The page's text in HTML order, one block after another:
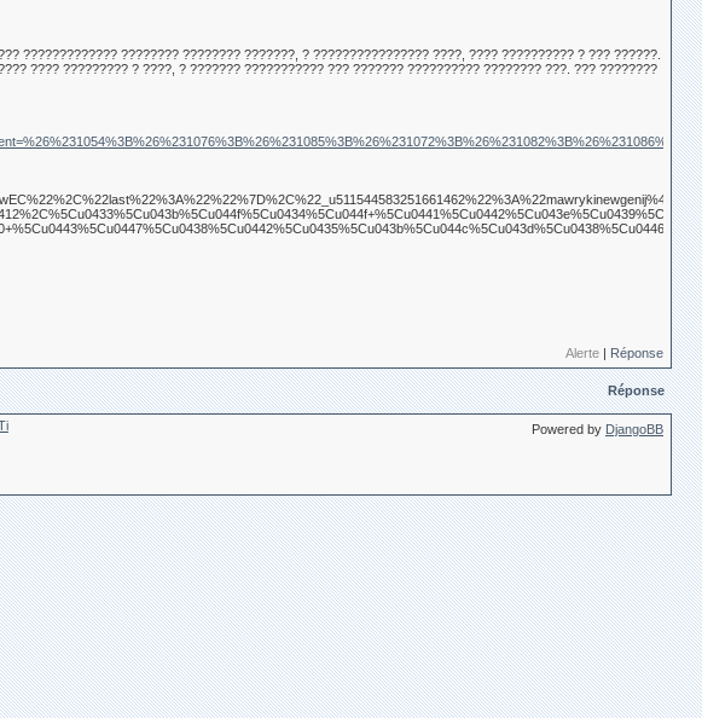
????????????? ???????? ???????? ???????, ? ???????????????? ????, ???? ?????????? ? ??? ??????.
???? ????????? ? ????, ? ??????? ??????????? ??? ??????? ?????????? ???????? ???. ??? ????????
Alerte | Réponse
Réponse
Powered by DjangoBB